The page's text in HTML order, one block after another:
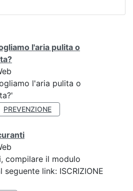
l'aria pulita o
l'aria pulita o
PREVENZIONE
compilare il modulo
link: ISCRIZIONE